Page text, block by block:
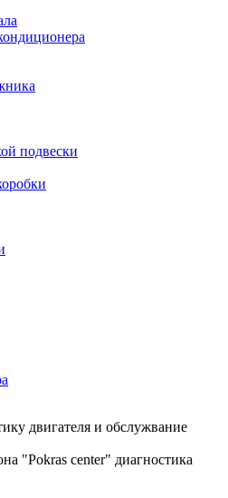
подвески
двигателя и обслужвание
"Pokras center" диагностика